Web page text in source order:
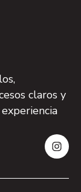
claros y